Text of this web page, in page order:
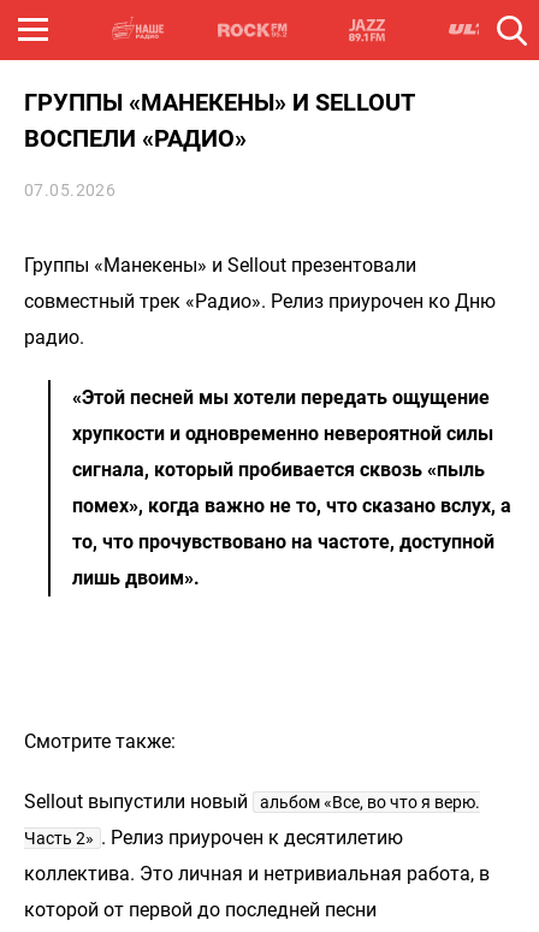
ГРУППЫ «МАНЕКЕНЫ» И SELLOUT
ВОСПЕЛИ «РАДИО»
07.05.2026
Группы «Манекены» и Sellout презентовали
совместный трек «Радио». Релиз приурочен ко Дню
радио.
«Этой песней мы хотели передать ощущение
хрупкости и одновременно невероятной силы
сигнала, который пробивается сквозь «пыль
помех», когда важно не то, что сказано вслух, а
то, что прочувствовано на частоте, доступной
лишь двоим».
Смотрите также:
Sellout выпустили новый
альбом «Все, во что я верю.
Часть 2» . Релиз приурочен к десятилетию
коллектива. Это личная и нетривиальная работа, в
которой от первой до последней песни